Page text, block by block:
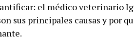
el médico veterinario
sus principales causas y por